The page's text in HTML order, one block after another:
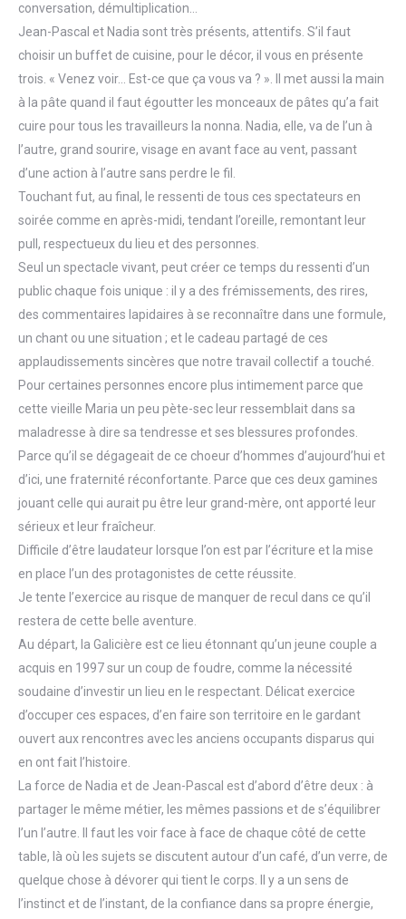
conversation, démultiplication…
Jean-Pascal et Nadia sont très présents, attentifs. S’il faut
choisir un buffet de cuisine, pour le décor, il vous en présente
trois. « Venez voir… Est-ce que ça vous va ? ». Il met aussi la main
à la pâte quand il faut égoutter les monceaux de pâtes qu’a fait
cuire pour tous les travailleurs la nonna. Nadia, elle, va de l’un à
l’autre, grand sourire, visage en avant face au vent, passant
d’une action à l’autre sans perdre le fil.
Touchant fut, au final, le ressenti de tous ces spectateurs en
soirée comme en après-midi, tendant l’oreille, remontant leur
pull, respectueux du lieu et des personnes.
Seul un spectacle vivant, peut créer ce temps du ressenti d’un
public chaque fois unique : il y a des frémissements, des rires,
des commentaires lapidaires à se reconnaître dans une formule,
un chant ou une situation ; et le cadeau partagé de ces
applaudissements sincères que notre travail collectif a touché.
Pour certaines personnes encore plus intimement parce que
cette vieille Maria un peu pète-sec leur ressemblait dans sa
maladresse à dire sa tendresse et ses blessures profondes.
Parce qu’il se dégageait de ce choeur d’hommes d’aujourd’hui et
d’ici, une fraternité réconfortante. Parce que ces deux gamines
jouant celle qui aurait pu être leur grand-mère, ont apporté leur
sérieux et leur fraîcheur.
Difficile d’être laudateur lorsque l’on est par l’écriture et la mise
en place l’un des protagonistes de cette réussite.
Je tente l’exercice au risque de manquer de recul dans ce qu’il
restera de cette belle aventure.
Au départ, la Galicière est ce lieu étonnant qu’un jeune couple a
acquis en 1997 sur un coup de foudre, comme la nécessité
soudaine d’investir un lieu en le respectant. Délicat exercice
d’occuper ces espaces, d’en faire son territoire en le gardant
ouvert aux rencontres avec les anciens occupants disparus qui
en ont fait l’histoire.
La force de Nadia et de Jean-Pascal est d’abord d’être deux : à
partager le même métier, les mêmes passions et de s’équilibrer
l’un l’autre. Il faut les voir face à face de chaque côté de cette
table, là où les sujets se discutent autour d’un café, d’un verre, de
quelque chose à dévorer qui tient le corps. Il y a un sens de
l’instinct et de l’instant, de la confiance dans sa propre énergie,